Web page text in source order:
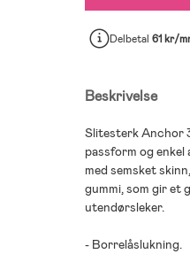
Delbetal61 kr/
Beskrivelse
Slitesterk Anchor
passform og enkel
med semsket
gummi, som gir et
utendørsleker.
- Borrelåslukning.